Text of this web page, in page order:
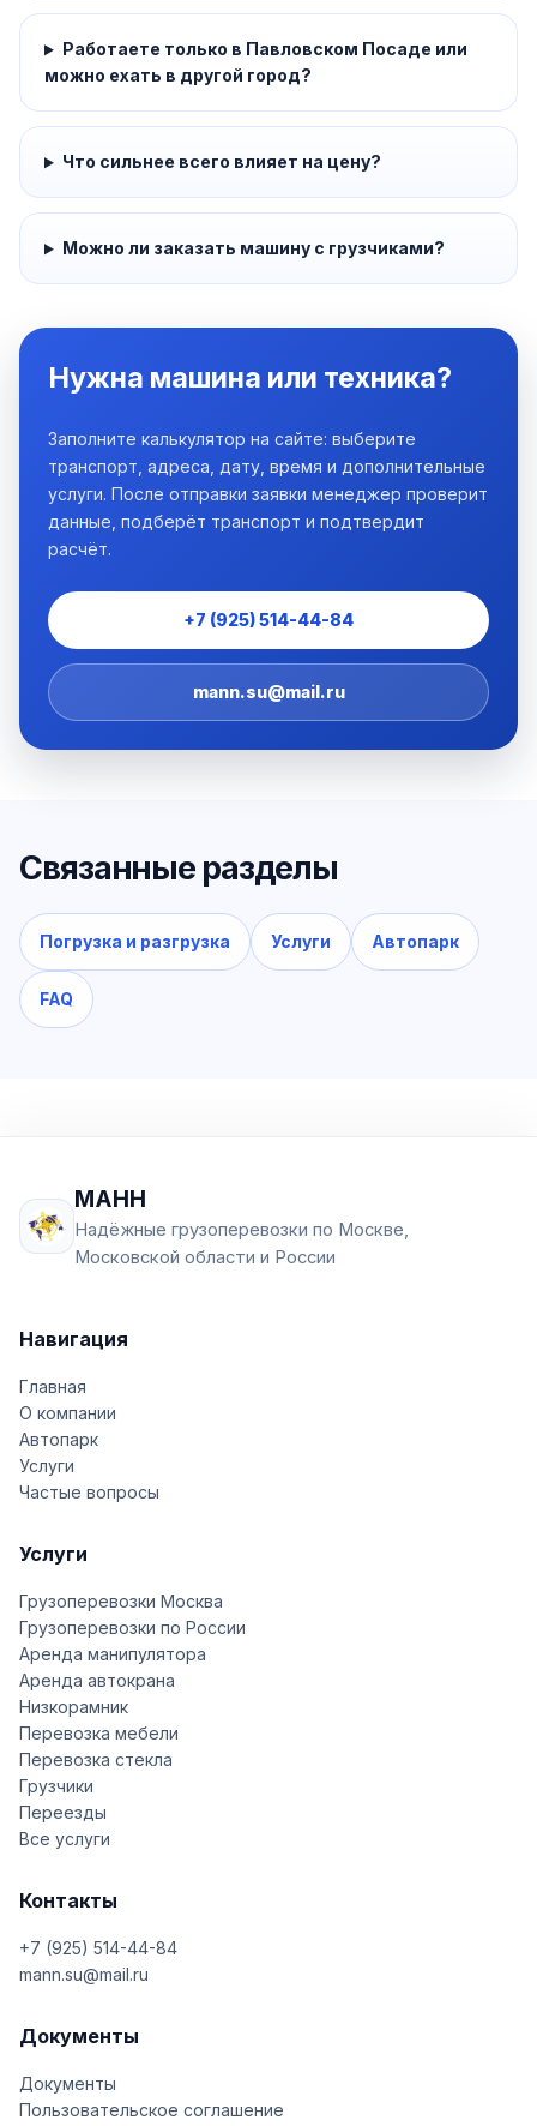
Работаете только в Павловском Посаде или
можно ехать в другой город?
Что сильнее всего влияет на цену?
Можно ли заказать машину с грузчиками?
Нужна машина или техника?
Заполните калькулятор на сайте: выберите
транспорт, адреса, дату, время и дополнительные
услуги. После отправки заявки менеджер проверит
данные, подберёт транспорт и подтвердит
расчёт.
+7 (925) 514-44-84
mann.su@mail.ru
Связанные разделы
Погрузка и разгрузка Услуги Автопарк
FAQ
МАНН
Надёжные грузоперевозки по Москве,
Московской области и России
Навигация
Главная
О компании
Автопарк
Услуги
Частые вопросы
Услуги
Грузоперевозки Москва
Грузоперевозки по России
Аренда манипулятора
Аренда автокрана
Низкорамник
Перевозка мебели
Перевозка стекла
Грузчики
Переезды
Все услуги
Контакты
+7 (925) 514-44-84
mann.su@mail.ru
Документы
Документы
Пользовательское соглашение